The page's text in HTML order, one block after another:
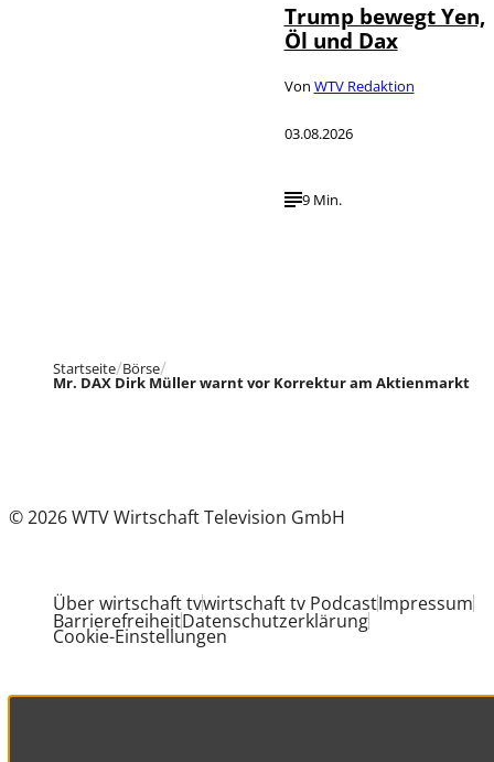
Trump bewegt Yen,
Öl und Dax
Von WTV Redaktion
03.08.2026
9 Min.
Startseite Börse
Mr. DAX Dirk Müller warnt vor Korrektur am Aktienmarkt
© 2026 WTV Wirtschaft Television GmbH
Über wirtschaft tvwirtschaft tv PodcastImpressum
BarrierefreiheitDatenschutzerklärung
Cookie-Einstellungen